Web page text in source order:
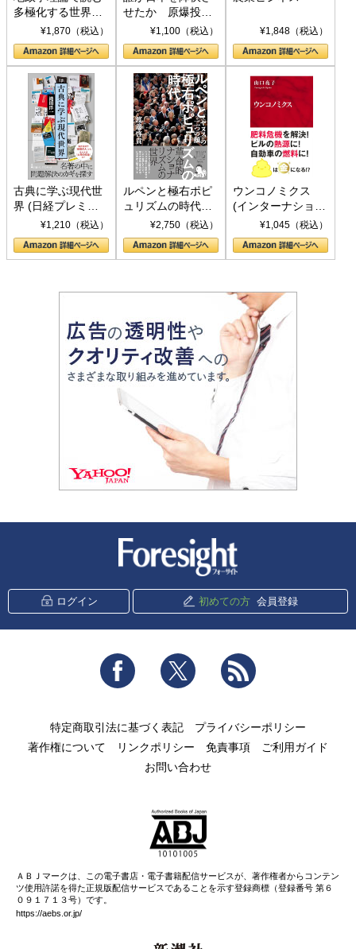
多極化する世界：
トランプとBRICS
の挑戦
¥1,870（税込）
せたか 原爆投
下、ソ連参戦、そ
して聖断 (PHP新
書)
¥1,100（税込） ¥1,848（税込）
古典に学ぶ現代世
界 (日経プレミア
シリーズ)¥1,210（税込）
ルペンと極右ポピ
ュリズムの時代：
〈ヤヌス〉の二つ
の顔
¥2,750（税込）
ウンコノミクス
(インターナショナ
ル新書)¥1,045（税込）
ログイン 初めての方 会員登録
Facebook Twitter
特定商取引法に基づく表記
プライバシーポリシー
著作権について
リンクポリシー 免責事項
ご利用ガイド
お問い合わせ
ＡＢＪマークは、この電子書店・電子書籍配信サービスが、著作権者からコンテン
ツ使用許諾を得た正規版配信サービスであることを示す登録商標（登録番号 第６
０９１７１３号）です。
https://aebs.or.jp/